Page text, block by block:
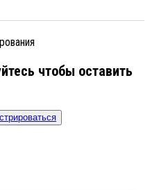
чтобы оставить